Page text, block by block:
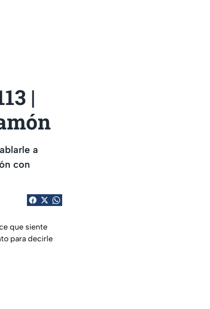
|
a
con
que siente
para decirle